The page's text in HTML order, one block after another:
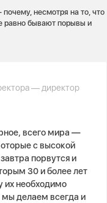
несмотря на то, что
равно бывают порывы и
— директор
всего мира —
с высокой
порвутся и
30 и более лет
их необходимо
делаем всегда и